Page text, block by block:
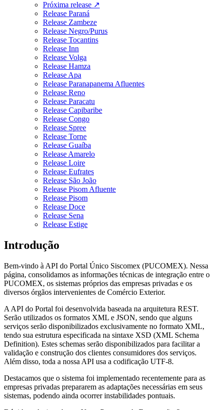
Próxima release ↗
Release Paraná
Release Zambeze
Release Negro/Purus
Release Tocantins
Release Inn
Release Volga
Release Hamza
Release Apa
Release Paranapanema Afluentes
Release Reno
Release Paracatu
Release Capibaribe
Release Congo
Release Spree
Release Torne
Release Guaíba
Release Amarelo
Release Loire
Release Eufrates
Release São João
Release Pisom Afluente
Release Pisom
Release Doce
Release Sena
Release Estige
Introdução
Bem-vindo à API do Portal Único Siscomex (PUCOMEX). Nessa
página, consolidamos as informações técnicas de integração entre o
PUCOMEX, os sistemas próprios das empresas privadas e os
diversos órgãos intervenientes de Comércio Exterior.
A API do Portal foi desenvolvida baseada na arquitetura REST.
Serão utilizados os formatos XML e JSON, sendo que alguns
serviços serão disponibilizados exclusivamente no formato XML,
tendo sua estrutura especificada na sintaxe XSD (XML Schema
Definition). Estes schemas serão disponibilizados para facilitar a
validação e construção dos clientes consumidores dos serviços.
Além disso, toda a nossa API usa a codificação UTF-8.
Destacamos que o sistema foi implementado recentemente para as
empresas privadas prepararem as adaptações necessárias em seus
sistemas, podendo ainda ocorrer instabilidades pontuais.